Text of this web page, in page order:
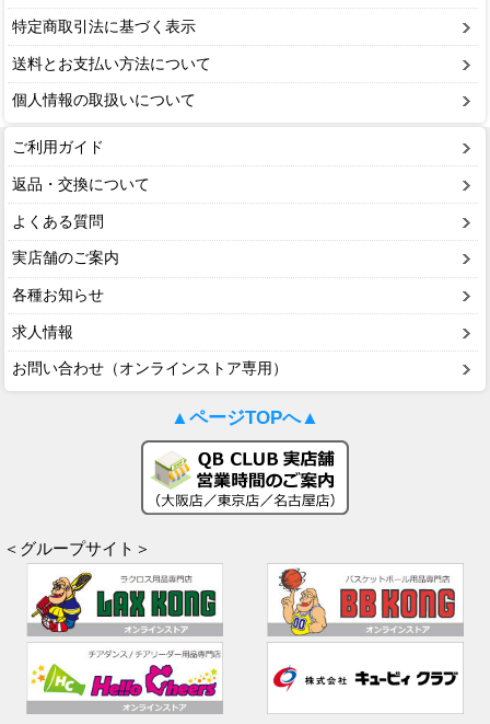
特定商取引法に基づく表示
送料とお支払い方法について
個人情報の取扱いについて
ご利用ガイド
返品・交換について
よくある質問
実店舗のご案内
各種お知らせ
求人情報
お問い合わせ（オンラインストア専用）
▲ページTOPへ▲
＜グループサイト＞